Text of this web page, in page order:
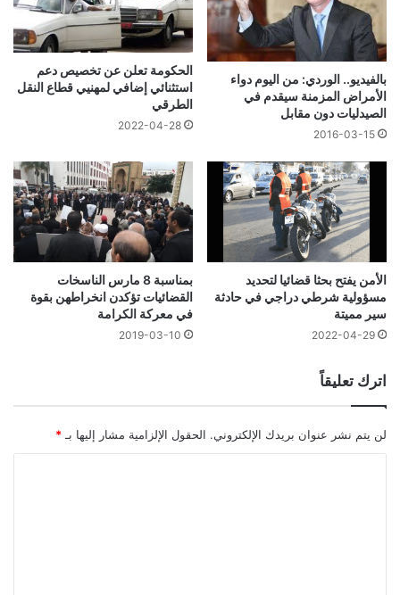
بالفيديو.. الوردي: من اليوم دواء
الأمراض المزمنة سيقدم في
الصيدليات دون مقابل
2016-03-15
الحكومة تعلن عن تخصيص دعم
استثنائي إضافي لمهنيي قطاع النقل
الطرقي
2022-04-28
الأمن يفتح بحثا قضائيا لتحديد
مسؤولية شرطي دراجي في حادثة
سير مميتة
2022-04-29
بمناسبة 8 مارس الناسخات
القضائيات تؤكدن انخراطهن بقوة
في معركة الكرامة
2019-03-10
اترك تعليقاً
لن يتم نشر عنوان بريدك الإلكتروني. الحقول الإلزامية مشار إليها بـ *